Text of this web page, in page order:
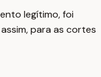
legítimo, foi
para as cortes